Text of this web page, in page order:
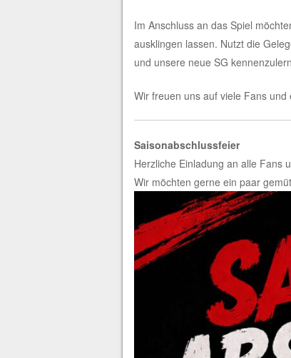
Im Anschluss an das Spiel
ausklingen lassen. Nutzt die
und unsere neue SG
Wir freuen uns auf viele Fans
Saisonabschlussfeier
Herzliche Einladung an alle Fans
Wir möchten gerne ein paar